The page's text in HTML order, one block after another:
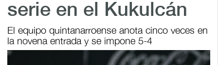
serie en el Kukulcán
El equipo quintanarroense anota cinco veces en
la novena entrada y se impone 5-4